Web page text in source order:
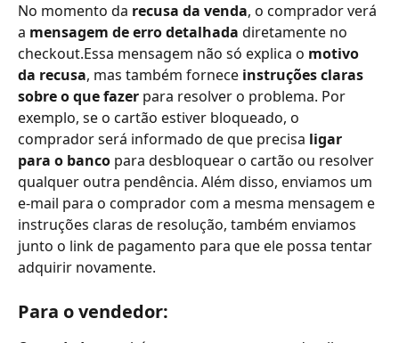
No momento da recusa da venda, o comprador verá
a mensagem de erro detalhada diretamente no
checkout.Essa mensagem não só explica o motivo
da recusa, mas também fornece instruções claras
sobre o que fazer para resolver o problema. Por
exemplo, se o cartão estiver bloqueado, o
comprador será informado de que precisa ligar
para o banco para desbloquear o cartão ou resolver
qualquer outra pendência. Além disso, enviamos um
e-mail para o comprador com a mesma mensagem e
instruções claras de resolução, também enviamos
junto o link de pagamento para que ele possa tentar
adquirir novamente.
Para o vendedor: